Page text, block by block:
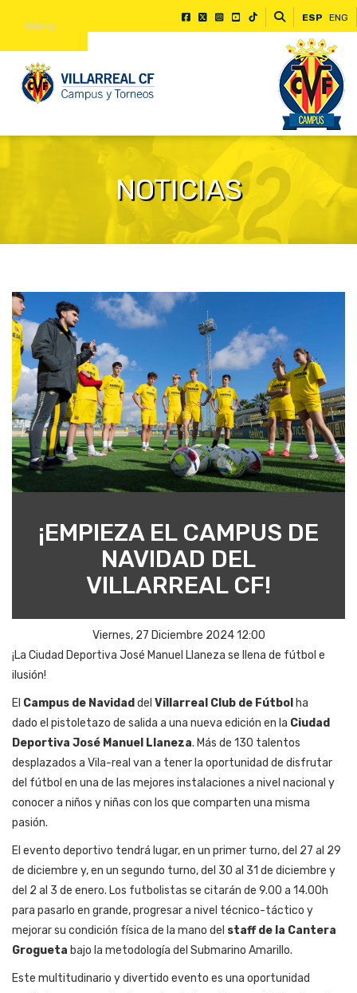
Menu ESP ENG
NOTICIAS
¡EMPIEZA EL CAMPUS DE
NAVIDAD DEL
VILLARREAL CF!
Viernes, 27 Diciembre 2024 12:00
¡La Ciudad Deportiva José Manuel Llaneza se llena de fútbol e
ilusión!
El Campus de Navidad del Villarreal Club de Fútbol ha
dado el pistoletazo de salida a una nueva edición en la Ciudad
Deportiva José Manuel Llaneza. Más de 130 talentos
desplazados a Vila-real van a tener la oportunidad de disfrutar
del fútbol en una de las mejores instalaciones a nivel nacional y
conocer a niños y niñas con los que comparten una misma
pasión.
El evento deportivo tendrá lugar, en un primer turno,del 27 al 29
de diciembre y,en un segundo turno,del 30 al 31 de diciembre y
del 2 al 3 de enero. Los futbolistas se citarán de 9.00 a 14.00h
para pasarlo en grande,progresar a nivel técnico-táctico y
mejorar su condición física de la mano del staff de la Cantera
Grogueta bajo la metodología del Submarino Amarillo.
Este multitudinario y divertido evento es una oportunidad